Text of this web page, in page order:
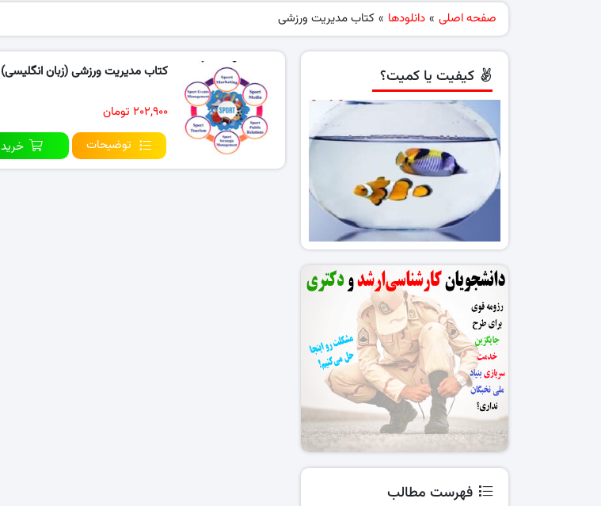
صفحه اصلی » دانلودها » کتاب مدیریت ورزشی
کتاب مدیریت ورزشی (زبان انگلیسی)
۲۰۲,۹۰۰ تومان
توضیحات
خرید
کیفیت یا کمیت؟
فهرست مطالب